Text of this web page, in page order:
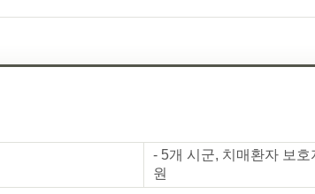
- 5개 시군, 치매환자 보
원